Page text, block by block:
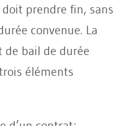
prendre fin, sans
convenue. La
bail de durée
éléments